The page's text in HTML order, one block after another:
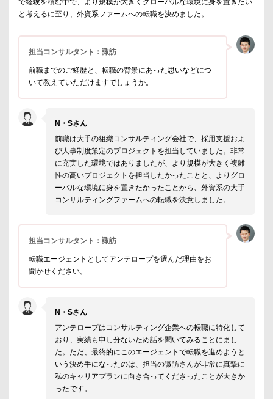
で経験を積む中で、より規模が大きくグローバルな環境に身を置きたい
と考えるに至り、外資系ファームへの転職を決めました。
担当コンサルタント：諏訪
前職までのご経歴と、転職の背景にあった思いなどにつ
いて教えていただけますでしょうか。
N・Sさん
前職は大手の組織コンサルティング会社で、採用支援およ
び人事制度策定のプロジェクトを担当していました。非常
に充実した環境ではありましたが、より規模が大きく複雑
性の高いプロジェクトを担当したかったことと、よりグロ
ーバルな環境に身を置きたかったことから、外資系の大手
コンサルティングファームへの転職を決意しました。
担当コンサルタント：諏訪
転職エージェントとしてアンテロープを選んだ理由をお
聞かせください。
N・Sさん
アンテロープはコンサルティング企業への転職に特化して
おり、実績も申し分ないため話を聞いてみることにまし
た。ただ、最終的にこのエージェントで転職を進めようと
いう決め手になったのは、担当の諏訪さんが非常に真摯に
私のキャリアプランに向き合ってくださったことが大きか
ったです。